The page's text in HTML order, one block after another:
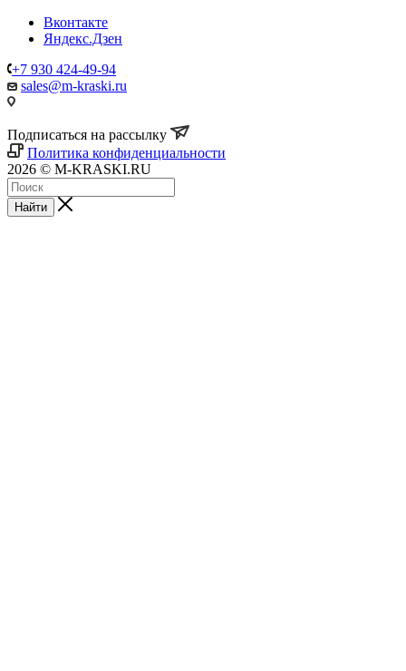
Вконтакте
Яндекс.Дзен
+7 930 424-49-94
sales@m-kraski.ru
Подписаться на рассылку
Политика конфиденциальности
2026 © M-KRASKI.RU
Найти